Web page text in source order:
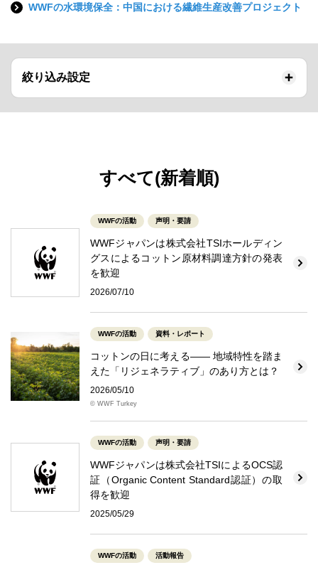
WWFの水環境保全：中国における繊維生産改善プロジェクト
絞り込み設定
すべて(新着順)
WWFの活動 声明・要請
WWFジャパンは株式会社TSIホールディン
グスによるコットン原材料調達方針の発表
を歓迎
2026/07/10
WWFの活動 資料・レポート
コットンの日に考える―― 地域特性を踏ま
えた「リジェネラティブ」のあり方とは？
2026/05/10
© WWF Turkey
WWFの活動 声明・要請
WWFジャパンは株式会社TSIによるOCS認
証（Organic Content Standard認証）の取
得を歓迎
2025/05/29
WWFの活動 活動報告